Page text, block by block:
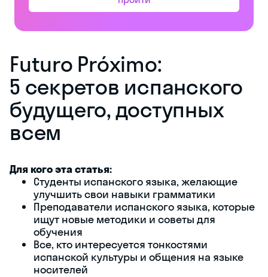
Futuro Próximo:
5 секретов испанского
будущего, доступных
всем
Для кого эта статья:
Студенты испанского языка, желающие
улучшить свои навыки грамматики
Преподаватели испанского языка, которые
ищут новые методики и советы для
обучения
Все, кто интересуется тонкостями
испанской культуры и общения на языке
носителей